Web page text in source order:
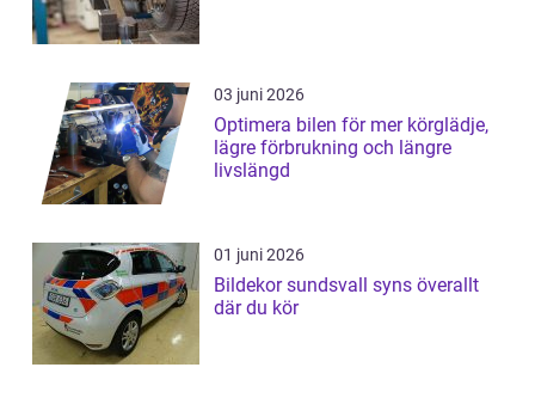
03 juni 2026
Optimera bilen för mer körglädje,
lägre förbrukning och längre
livslängd
01 juni 2026
Bildekor sundsvall syns överallt
där du kör